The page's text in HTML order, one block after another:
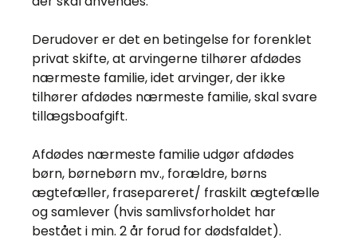
Derudover er det en betingelse for forenklet
privat skifte, at arvingerne tilhører afdødes
nærmeste familie, idet arvinger, der ikke
tilhører afdødes nærmeste familie, skal svare
tillægsboafgift.
Afdødes nærmeste familie udgør afdødes
børn, børnebørn mv., forældre, børns
ægtefæller, frasepareret/ fraskilt ægtefælle
og samlever (hvis samlivsforholdet har
bestået i min. 2 år forud for dødsfaldet).